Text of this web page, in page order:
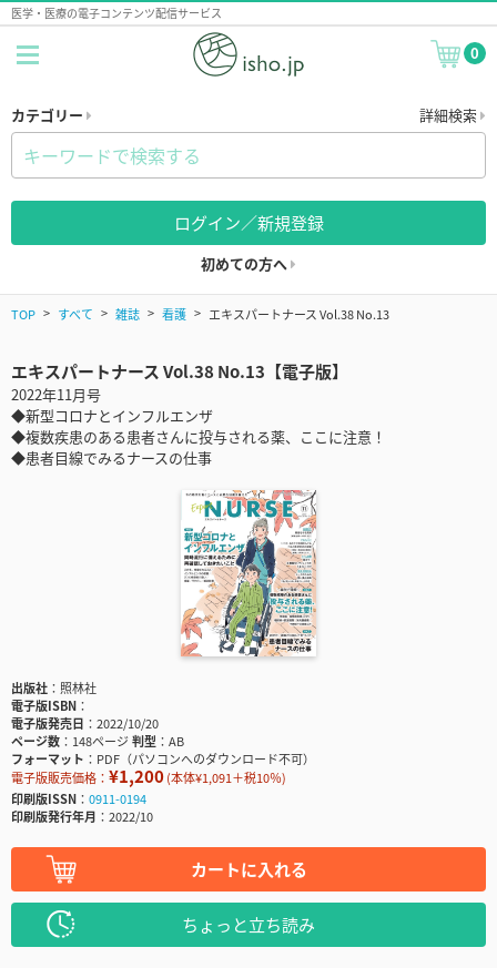
医学・医療の電子コンテンツ配信サービス
0
カテゴリー 詳細検索
ログイン／新規登録
初めての方へ
TOP すべて 雑誌 看護 エキスパートナース Vol.38 No.13
エキスパートナース Vol.38 No.13【電子版】
2022年11月号
◆新型コロナとインフルエンザ
◆複数疾患のある患者さんに投与される薬、ここに注意！
◆患者目線でみるナースの仕事
出版社
照林社
電子版ISBN
電子版発売日
2022/10/20
ページ数
148ページ判型
AB
フォーマット
PDF（パソコンへのダウンロード不可）
電子版販売価格： ¥1,200(本体¥1,091＋税10％)
印刷版ISSN
0911-0194
印刷版発行年月
2022/10
カートに入れる
ちょっと立ち読み